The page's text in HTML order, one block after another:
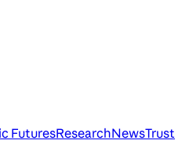
FuturesResearchNewsTrust